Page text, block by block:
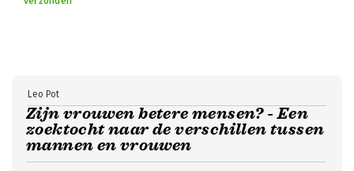
Zijn vrouwen betere mensen? - Een
zoektocht naar de verschillen tussen
mannen en vrouwen
Leo Pot